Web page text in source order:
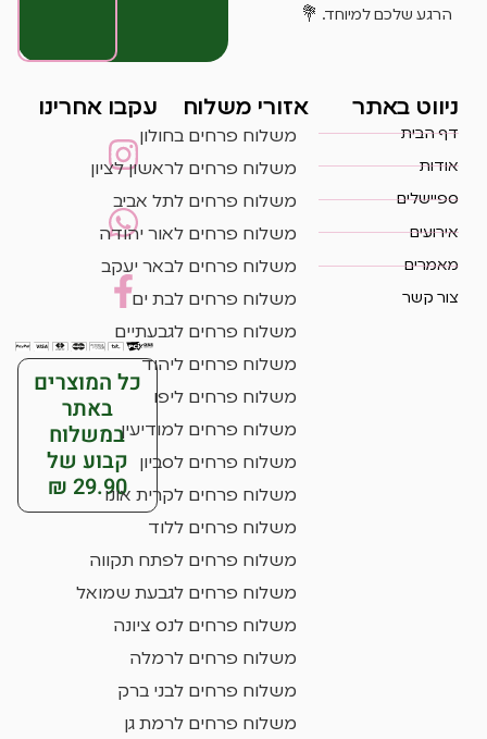
הרגע שלכם למיוחד. 💐
ניווט באתר
דף הבית
אודות
ספיישלים
אירועים
מאמרים
צור קשר
אזורי משלוח
משלוח פרחים בחולון
משלוח פרחים לראשון לציון
משלוח פרחים לתל אביב
משלוח פרחים לאור יהודה
משלוח פרחים לבאר יעקב
משלוח פרחים לבת ים
משלוח פרחים לגבעתיים
משלוח פרחים ליהוד
משלוח פרחים ליפו
משלוח פרחים למודיעין
משלוח פרחים לסביון
משלוח פרחים לקרית אונו
משלוח פרחים ללוד
משלוח פרחים לפתח תקווה
משלוח פרחים לגבעת שמואל
משלוח פרחים לנס ציונה
משלוח פרחים לרמלה
משלוח פרחים לבני ברק
משלוח פרחים לרמת גן
עקבו אחרינו
כל המוצרים
באתר
במשלוח
קבוע של
29.90 ₪